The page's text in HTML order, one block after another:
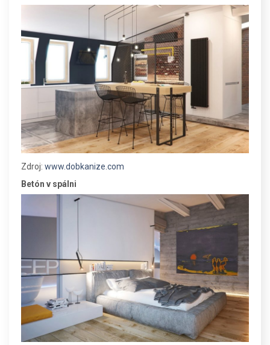
Zdroj: www.dobkanize.com
Betón v spálni